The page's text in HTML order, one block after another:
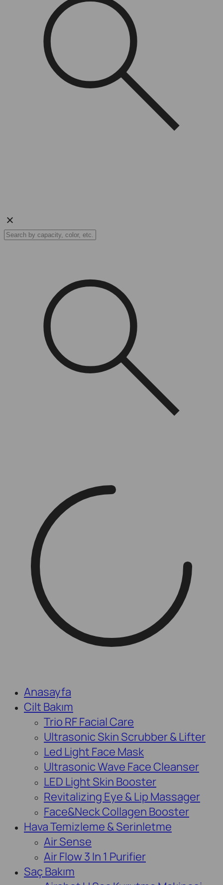
Anasayfa
Cilt Bakım
Trio RF Facial Care
Ultrasonic Skin Scrubber & Lifter
Led Light Face Mask
Ultrasonic Wave Face Cleanser
LED Light Skin Booster
Revitalizing Eye & Lip Massager
Face&Neck Collagen Booster
Hava Temizleme & Serinletme
Air Sense
Air Flow 3 In 1 Purifier
Saç Bakım